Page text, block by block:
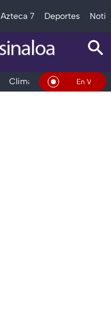
Azteca 7 Deportes
Clima DeportesEn Vivo